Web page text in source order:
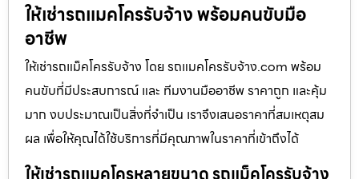
ให้เช่ารถแมคโครรับจ้าง พร้อมคนขับมือ
อาชีพ
ให้เช่ารถแม็คโครรับจ้าง โดย รถแมคโครรับจ้าง.com พร้อม
คนขับที่มีประสบการณ์ และ ทีมงานมืออาชีพ ราคาถูก และคุ้ม
มาก งบประมาณเป็นสิ่งที่จำเป็น เราจึงเสนอราคาที่สมเหตุสม
ผล เพื่อให้คุณได้ใช้บริการที่มีคุณภาพในราคาที่เข้าถึงได้